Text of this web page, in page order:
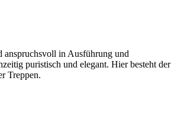
anspruchsvoll in Ausführung und
puristisch und elegant. Hier besteht der
Treppen.